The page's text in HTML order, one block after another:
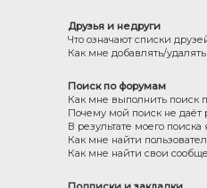
Друзья и недруги
Что означают списки
Как мне добавлять/
Поиск по форумам
Как мне выполнить поиск
Почему мой поиск не даёт
В результате моего
Как мне найти
Как мне найти свои